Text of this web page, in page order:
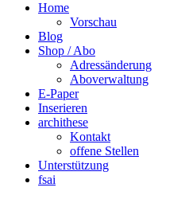
Home
Vorschau
Blog
Shop / Abo
Adressänderung
Aboverwaltung
E-Paper
Inserieren
archithese
Kontakt
offene Stellen
Unterstützung
fsai